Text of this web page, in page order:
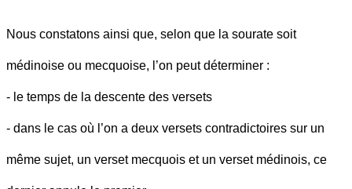
Nous constatons ainsi que, selon que la sourate soit
médinoise ou mecquoise, l’on peut déterminer :
- le temps de la descente des versets
- dans le cas où l’on a deux versets contradictoires sur un
même sujet, un verset mecquois et un verset médinois, ce